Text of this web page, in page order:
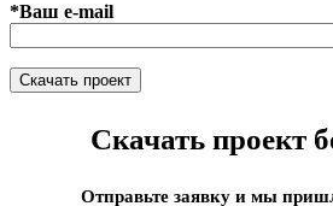
*Ваш e-mail
Скачать проект
Отправьте заявку и мы